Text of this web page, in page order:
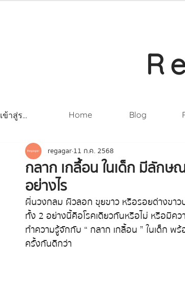
เข้าสู่ระบบ Home Blog
กลาก เกลื้อน ในเด็ก มีลักษ
อย่างไร
regagar11 ก.ค. 2568
ผื่นวงกลม ผิวลอก ขุยขาว หรือรอยด่างขาว
ทั้ง 2 อย่างนี้คือโรคเดียวกันหรือไม่ หรือมี
ทำความรู้จักกับ “ กลาก เกลื้อน ” ในเด็ก
ครั้งกันดีกว่า